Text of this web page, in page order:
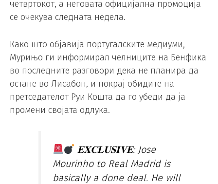
четвртокот, а неговата официјална промоција
се очекува следната недела.
Како што објавија португалските медиуми,
Мурињо ги информирал челниците на Бенфика
во последните разговори дека не планира да
остане во Лисабон, и покрај обидите на
претседателот Руи Кошта да го убеди да ја
промени својата одлука.
𝐄𝐗𝐂𝐋𝐔𝐒𝐈𝐕𝐄: Jose
Mourinho to Real Madrid is
basically a done deal. He will